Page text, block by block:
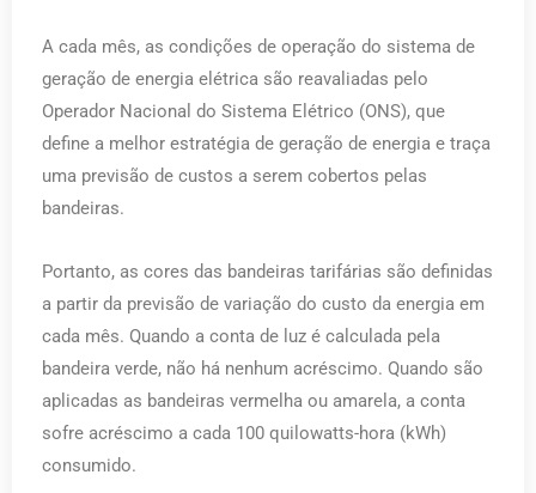
A cada mês, as condições de operação do sistema de
geração de energia elétrica são reavaliadas pelo
Operador Nacional do Sistema Elétrico (ONS), que
define a melhor estratégia de geração de energia e traça
uma previsão de custos a serem cobertos pelas
bandeiras.
Portanto, as cores das bandeiras tarifárias são definidas
a partir da previsão de variação do custo da energia em
cada mês. Quando a conta de luz é calculada pela
bandeira verde, não há nenhum acréscimo. Quando são
aplicadas as bandeiras vermelha ou amarela, a conta
sofre acréscimo a cada 100 quilowatts-hora (kWh)
consumido.